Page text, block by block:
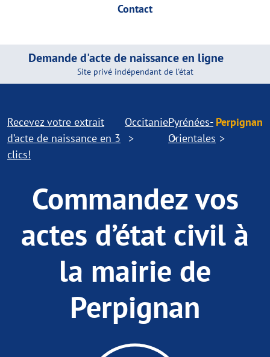
Contact
Demande d'acte de naissance en ligne
Site privé indépendant de l'état
Recevez votre extrait
d’acte de naissance en 3
clics!
OccitaniePyrénées-
Orientales
Perpignan
Commandez vos
actes d’état civil à
la mairie de
Perpignan